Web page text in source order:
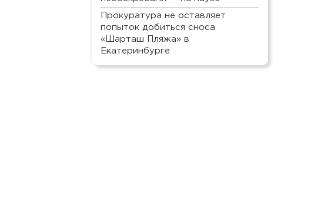
Прокуратура не оставляет
попыток добиться сноса
«Шарташ Пляжа» в
Екатеринбурге